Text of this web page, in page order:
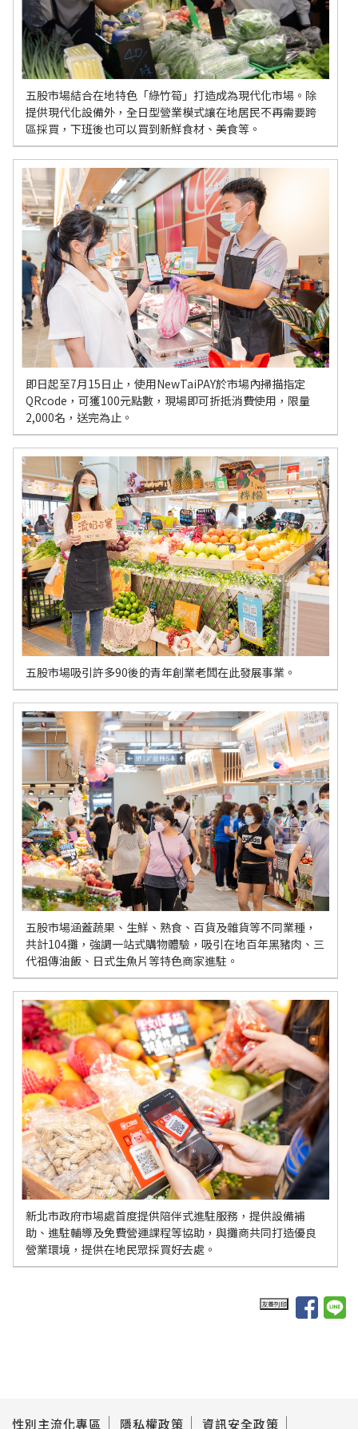
五股市場結合在地特色「綠竹筍」打造成為現代化市場。除
提供現代化設備外，全日型營業模式讓在地居民不再需要跨
區採買，下班後也可以買到新鮮食材、美食等。
即日起至7月15日止，使用NewTaiPAY於市場內掃描指定
QRcode，可獲100元點數，現場即可折抵消費使用，限量
2,000名，送完為止。
五股市場吸引許多90後的青年創業老闆在此發展事業。
五股市場涵蓋蔬果、生鮮、熟食、百貨及雜貨等不同業種，
共計104攤，強調一站式購物體驗，吸引在地百年黑豬肉、三
代祖傳油飯、日式生魚片等特色商家進駐。
新北市政府市場處首度提供陪伴式進駐服務，提供設備補
助、進駐輔導及免費營運課程等協助，與攤商共同打造優良
營業環境，提供在地民眾採買好去處。
性別主流化專區 隱私權政策 資訊安全政策